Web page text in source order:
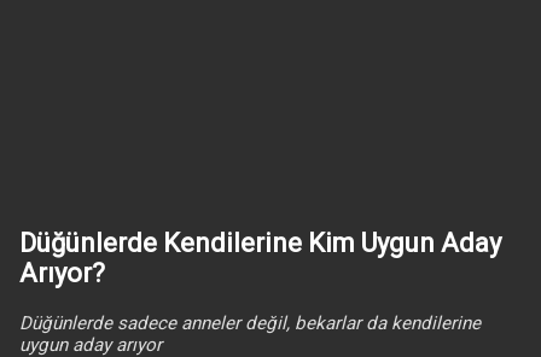
Düğünlerde Kendilerine Kim Uygun Aday
Arıyor?
Düğünlerde sadece anneler değil, bekarlar da kendilerine
uygun aday arıyor